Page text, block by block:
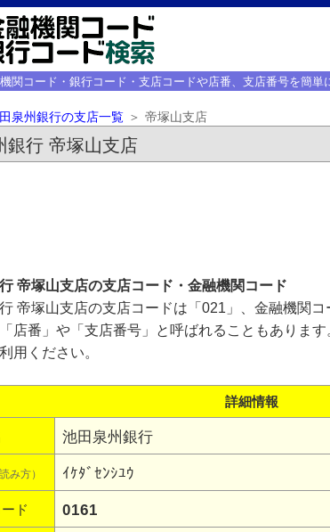
機関コード・銀行コード・支店コードや店番、支店番号を簡単
泉州銀行の支店一覧 帝塚山支店
銀行 帝塚山支店
帝塚山支店の支店コード・金融機関コード
帝塚山支店の支店コードは「021」、金融機関
店番」や「支店番号」と呼ばれることもありま
用ください。
詳細情報
池田泉州銀行
読み方） ｲｹﾀﾞｾﾝｼﾕｳ
ド 0161